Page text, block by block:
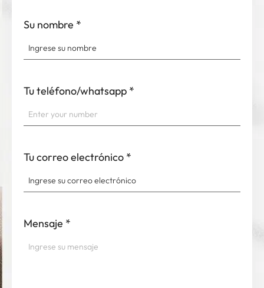
Su nombre *
Tu teléfono/whatsapp *
Tu correo electrónico *
Mensaje *